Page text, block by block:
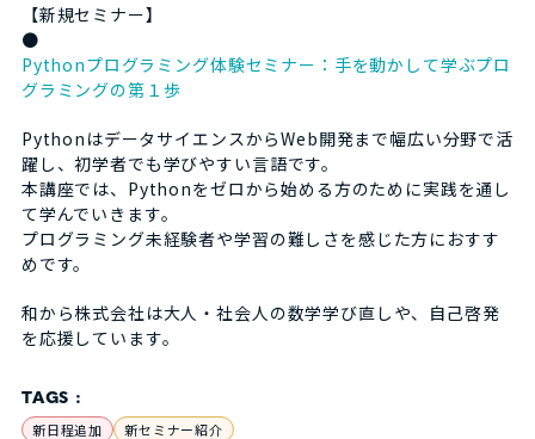
【新規セミナー】
●
Pythonプログラミング体験セミナー：手を動かして学ぶプロ
グラミングの第１歩
PythonはデータサイエンスからWeb開発まで幅広い分野で活
躍し、初学者でも学びやすい言語です。
本講座では、Pythonをゼロから始める方のために実践を通し
て学んでいきます。
プログラミング未経験者や学習の難しさを感じた方におすす
めです。
和から株式会社は大人・社会人の数学学び直しや、自己啓発
を応援しています。
TAGS :
新日程追加 新セミナー紹介